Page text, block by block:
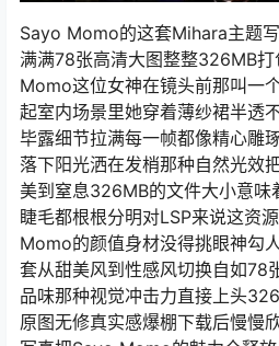
Sayo Momo的这套Mihara主题
满满78张高清大图整整326MB
Momo这位女神在镜头前那叫一
起室内场景里她穿着薄纱裙半透
毕露细节拉满每一帧都像精心雕
落下阳光洒在发梢那种自然光效
美到窒息326MB的文件大小意味
睫毛都根根分明对LSP来说这资
Momo的颜值身材没得挑眼神勾
套从甜美风到性感风切换自如78
品味那种视觉冲击力直接上头
原图无修真实感爆棚下载后慢慢